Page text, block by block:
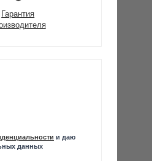
Гарантия
и даю
данных